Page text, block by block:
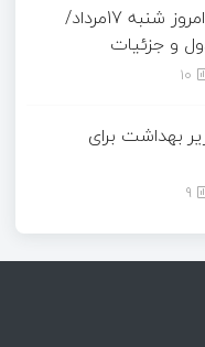
قیمت طلای 18عیار امروز شنبه 17مرداد/
و جزئیات
10
بهداشت برای
9